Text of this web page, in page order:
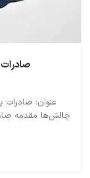
صادرات
عنوان: صادرات
چالش‌ها مقدمه